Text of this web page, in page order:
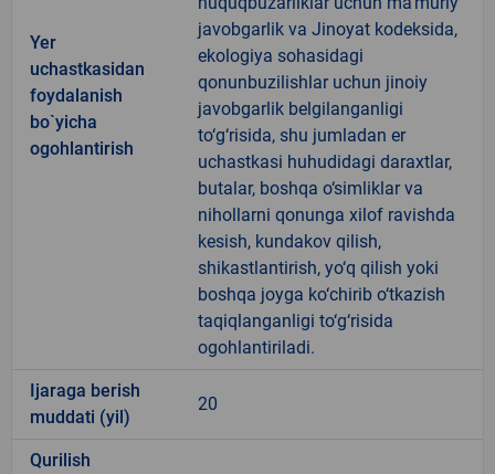
Yer
uchastkasidan
foydalanish
bo`yicha
ogohlantirish
javobgarlik va Jinoyat kodeksida,
ekologiya sohasidagi
qonunbuzilishlar uchun jinoiy
javobgarlik belgilanganligi
to‘g‘risida, shu jumladan er
uchastkasi huhudidagi daraxtlar,
butalar, boshqa o‘simliklar va
nihollarni qonunga xilof ravishda
kesish, kundakov qilish,
shikastlantirish, yo‘q qilish yoki
boshqa joyga ko‘chirib o‘tkazish
taqiqlanganligi to‘g‘risida
ogohlantiriladi.
Ijaraga berish
muddati (yil)
20
Qurilish